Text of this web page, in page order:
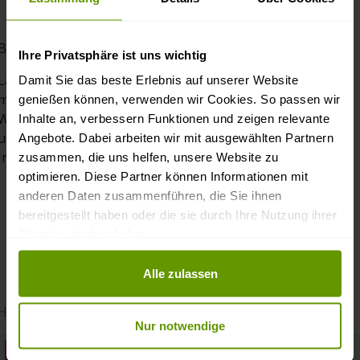
Ihre Privatsphäre ist uns wichtig
Damit Sie das beste Erlebnis auf unserer Website
genießen können, verwenden wir Cookies. So passen wir
Inhalte an, verbessern Funktionen und zeigen relevante
Angebote. Dabei arbeiten wir mit ausgewählten Partnern
zusammen, die uns helfen, unsere Website zu
optimieren. Diese Partner können Informationen mit
anderen Daten zusammenführen, die Sie ihnen
bereitgestellt haben oder die sie durch Ihre Nutzung ihrer
Datenschutz und Privatsphäre
Alle zulassen
Nur notwendige
Fragen finden Sie unsere Kontaktdaten im
ist sehr witterungsbeständig und langlebig,
aber trotzdem gegen Feuchtigkeit geschützt werden.
empfehlen das Holz (besonders wenn es im
Außenbereich verwendet wird) mit
/ Lasur / Öl zu behandeln.
Beschreibung: Osmo Einmal-Lasur HS Plus / Lärche